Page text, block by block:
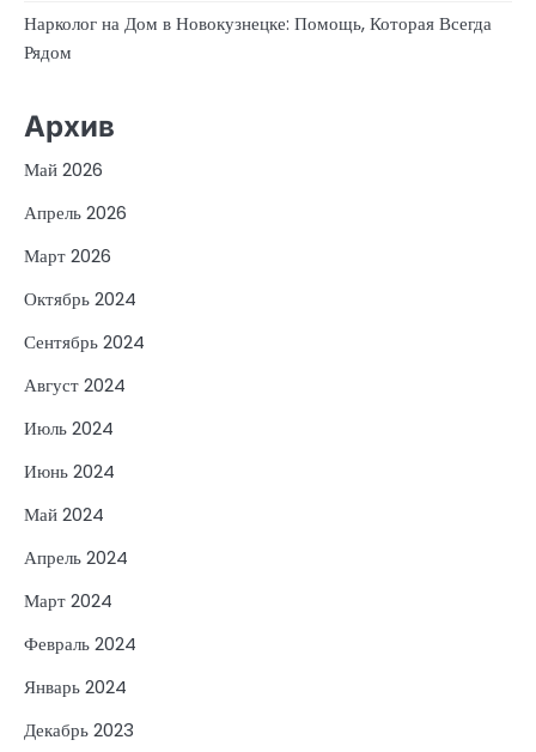
Нарколог на Дом в Новокузнецке: Помощь, Которая Всегда
Рядом
Архив
Май 2026
Апрель 2026
Март 2026
Октябрь 2024
Сентябрь 2024
Август 2024
Июль 2024
Июнь 2024
Май 2024
Апрель 2024
Март 2024
Февраль 2024
Январь 2024
Декабрь 2023